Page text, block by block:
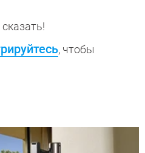
, чтобы